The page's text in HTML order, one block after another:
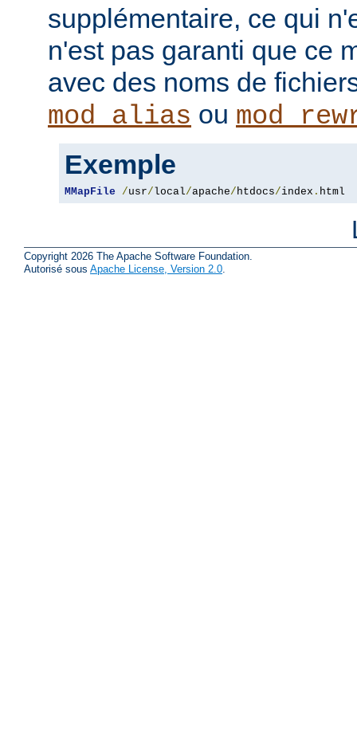
supplémentaire, ce qui
n'est pas garanti que ce
avec des noms de
mod_alias ou
Exemple
MMapFile /usr/local/apache/ htdocs/index . html
Copyright 2026 The Apache Software Foundation.
Autorisé sous Apache License, Version 2.0.